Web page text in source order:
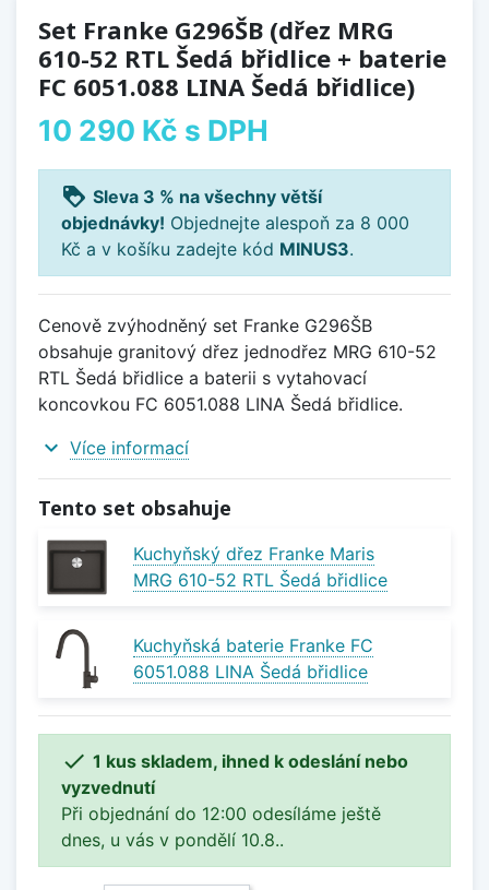
Set Franke G296ŠB (dřez MRG
610-52 RTL Šedá břidlice + baterie
FC 6051.088 LINA Šedá břidlice)
10 290 Kč s DPH
loyalty Sleva 3 % na všechny větší
objednávky! Objednejte alespoň za 8 000
Kč a v košíku zadejte kód MINUS3.
Cenově zvýhodněný set Franke G296ŠB
obsahuje granitový dřez jednodřez MRG 610-52
RTL Šedá břidlice a baterii s vytahovací
koncovkou FC 6051.088 LINA Šedá břidlice.
expand_more Více informací
Tento set obsahuje
Kuchyňský dřez Franke Maris
MRG 610-52 RTL Šedá břidlice
Kuchyňská baterie Franke FC
6051.088 LINA Šedá břidlice
 1 kus skladem, ihned k odeslání nebo
vyzvednutí
Při objednání do 12:00 odesíláme ještě
dnes, u vás v pondělí 10.8..